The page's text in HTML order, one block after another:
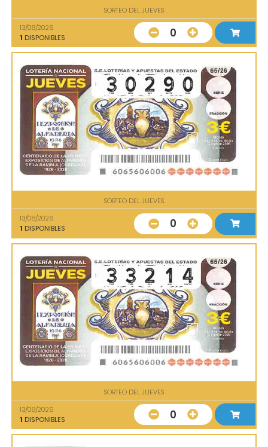
SORTEO DEL JUEVES
13/08/2026
1 DISPONIBLES 0
SORTEO DEL JUEVES
13/08/2026
1 DISPONIBLES 0
SORTEO DEL JUEVES
13/08/2026
1 DISPONIBLES 0